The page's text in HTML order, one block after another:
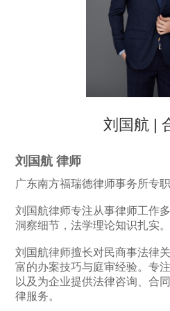
刘国航 |
刘国航 律师
广东南方福瑞德律师事务所专职
刘国航律师专注从事律师工作
洞察细节，法学理论知识扎实。
刘国航律师擅长对民商事法律
富的办案技巧与庭审经验。专
以及为企业提供法律咨询、合
律服务。